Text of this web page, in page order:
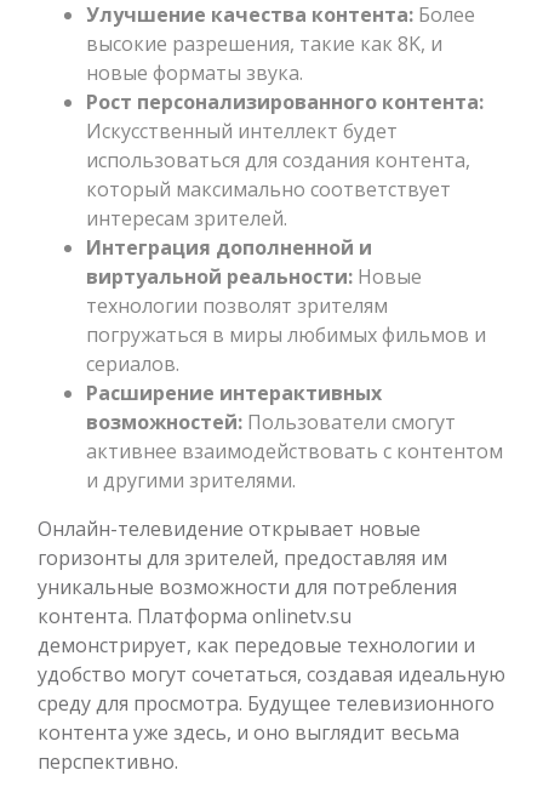
Улучшение качества контента: Более
высокие разрешения, такие как 8K, и
новые форматы звука.
Рост персонализированного контента:
Искусственный интеллект будет
использоваться для создания контента,
который максимально соответствует
интересам зрителей.
Интеграция дополненной и
виртуальной реальности: Новые
технологии позволят зрителям
погружаться в миры любимых фильмов и
сериалов.
Расширение интерактивных
возможностей: Пользователи смогут
активнее взаимодействовать с контентом
и другими зрителями.
Онлайн-телевидение открывает новые
горизонты для зрителей, предоставляя им
уникальные возможности для потребления
контента. Платформа onlinetv.su
демонстрирует, как передовые технологии и
удобство могут сочетаться, создавая идеальную
среду для просмотра. Будущее телевизионного
контента уже здесь, и оно выглядит весьма
перспективно.